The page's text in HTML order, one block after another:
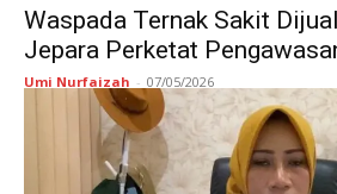
Waspada Ternak Sakit
Jepara Perketat
Umi Nurfaizah - 07/05/2026